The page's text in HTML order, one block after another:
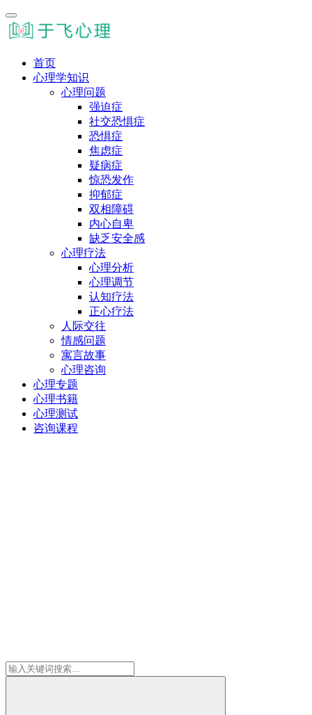
首页
心理学知识
心理问题
强迫症
社交恐惧症
恐惧症
焦虑症
疑病症
惊恐发作
抑郁症
双相障碍
内心自卑
缺乏安全感
心理疗法
心理分析
心理调节
认知疗法
正心疗法
人际交往
情感问题
寓言故事
心理咨询
心理专题
心理书籍
心理测试
咨询课程